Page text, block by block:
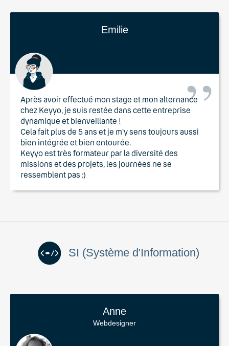
Emilie
Après avoir effectué mon stage et mon alternance
chez Keyyo, je suis restée dans cette entreprise
dynamique et bienveillante !
Cela fait plus de 5 ans et je m'y sens toujours aussi
bien intégrée et bien entourée.
Keyyo est très formateur par la diversité des
missions et des projets, les journées ne se
ressemblent pas :)
SI (Système d'Information)
Anne
Webdesigner